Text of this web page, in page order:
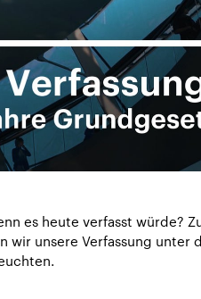
es heute verfasst würde?
wir unsere Verfassung unter